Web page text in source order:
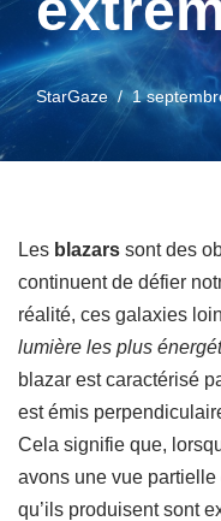
StarGaze 1
Les blazars sont des
continuent de défier
réalité, ces galaxies
lumière les plus
blazar est caractérisé
est émis
Cela signifie que,
avons une vue partielle
qu’ils produisent sont